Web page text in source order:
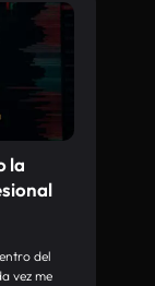
la
del
vez me